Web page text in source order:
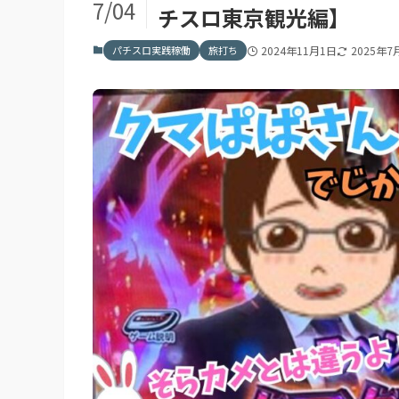
チスロ東京観光編】
7/04
パチスロ実践稼働 旅打ち 2024年11月1日 2025年7